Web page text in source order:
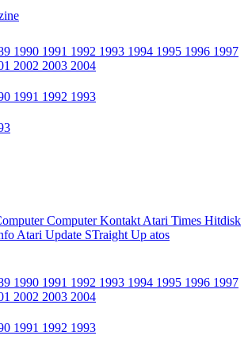
1990 1991 1992 1993 1994 1995 1996 1997
2002 2003 2004
1991 1992 1993
Computer Kontakt Atari Times Hitdisk
Atari Update STraight Up atos
1990 1991 1992 1993 1994 1995 1996 1997
2002 2003 2004
1991 1992 1993